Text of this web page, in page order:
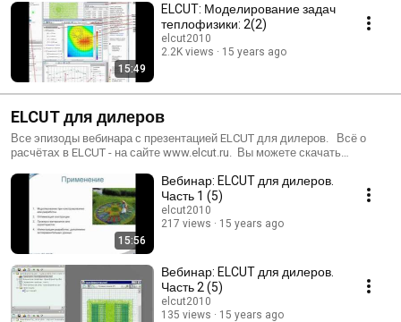
15:49
ELCUT: Моделирование задач
теплофизики: 2(2)
elcut2010
2.2K views
15 years ago
ELCUT для дилеров
Все эпизоды вебинара с презентацией ELCUT для дилеров. Всё о
расчётах в ELCUT - на сайте www.elcut.ru. Вы можете скачать
задать вопросы или посмотреть методички и статьи.
15:56
Вебинар: ELCUT для дилеров.
Часть 1 (5)
elcut2010
217 views
15 years ago
Вебинар: ELCUT для дилеров.
Часть 2 (5)
elcut2010
135 views
15 years ago